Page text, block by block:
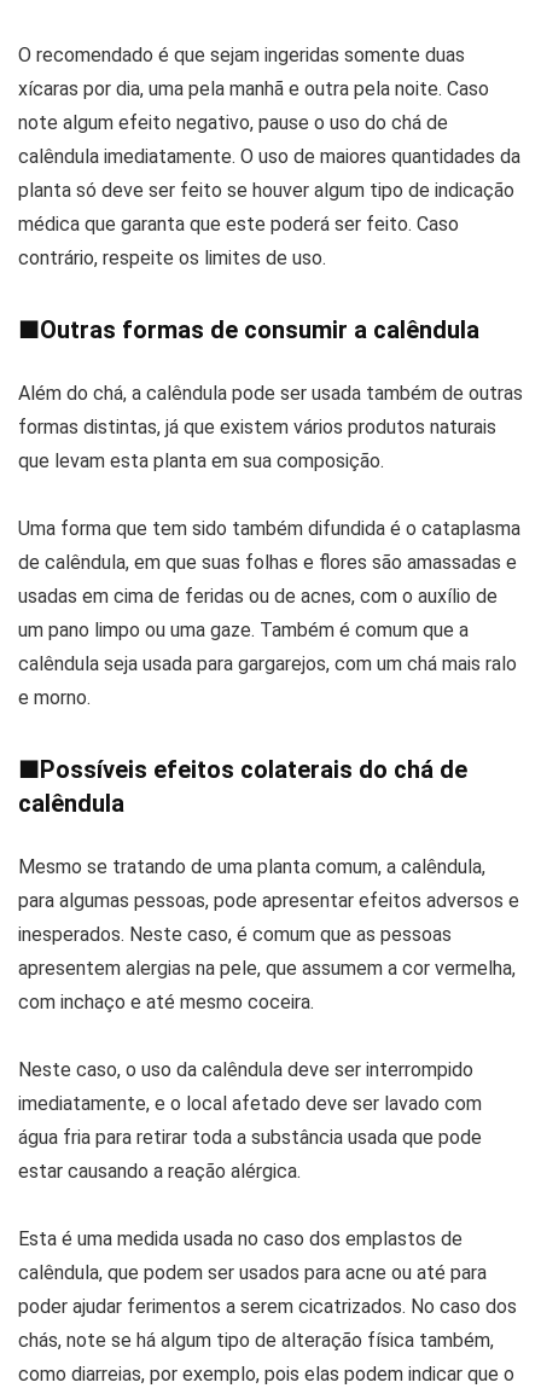
O recomendado é que sejam ingeridas somente duas
xícaras por dia, uma pela manhã e outra pela noite. Caso
note algum efeito negativo, pause o uso do chá de
calêndula imediatamente. O uso de maiores quantidades da
planta só deve ser feito se houver algum tipo de indicação
médica que garanta que este poderá ser feito. Caso
contrário, respeite os limites de uso.
■Outras formas de consumir a calêndula
Além do chá, a calêndula pode ser usada também de outras
formas distintas, já que existem vários produtos naturais
que levam esta planta em sua composição.
Uma forma que tem sido também difundida é o cataplasma
de calêndula, em que suas folhas e flores são amassadas e
usadas em cima de feridas ou de acnes, com o auxílio de
um pano limpo ou uma gaze. Também é comum que a
calêndula seja usada para gargarejos, com um chá mais ralo
e morno.
■Possíveis efeitos colaterais do chá de
calêndula
Mesmo se tratando de uma planta comum, a calêndula,
para algumas pessoas, pode apresentar efeitos adversos e
inesperados. Neste caso, é comum que as pessoas
apresentem alergias na pele, que assumem a cor vermelha,
com inchaço e até mesmo coceira.
Neste caso, o uso da calêndula deve ser interrompido
imediatamente, e o local afetado deve ser lavado com
água fria para retirar toda a substância usada que pode
estar causando a reação alérgica.
Esta é uma medida usada no caso dos emplastos de
calêndula, que podem ser usados para acne ou até para
poder ajudar ferimentos a serem cicatrizados. No caso dos
chás, note se há algum tipo de alteração física também,
como diarreias, por exemplo, pois elas podem indicar que o